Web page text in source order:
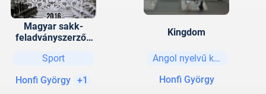
Magyar sakk-
feladványszerzők
(lexikonja) - 2.
kiadás
Sport
Honfi György +1
Kingdom
Angol nyelvű könyvek
Honfi György